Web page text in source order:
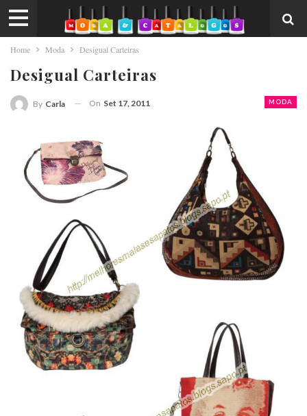
Home Moda Desigual Carteiras
Desigual Carteiras
MODA
By Carla On Set 17, 2011